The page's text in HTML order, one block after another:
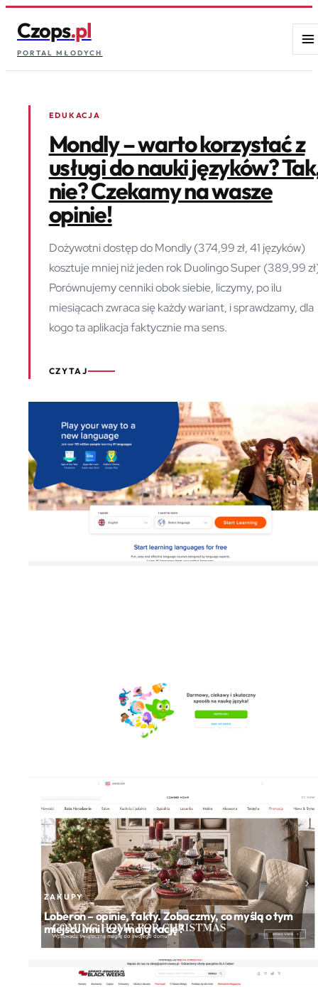
Czops.pl
PORTAL MŁODYCH
EDUKACJA
Mondly – warto korzystać z
usługi do nauki języków?
nie? Czekamy na wasze
opinie!
Dożywotni dostęp do Mondly (374,99 zł, 41 języków)
kosztuje mniej niż jeden rok Duolingo Super (389,99
Porównujemy cenniki obok siebie, liczymy, po ilu
miesiącach zwraca się każdy wariant, i sprawdzamy, dla
kogo ta aplikacja faktycznie ma sens.
CZYTAJ
Dlaczego naszym zdaniem Duolingo nie
ZAKUPY
Loberon – opinie, fakty. Zobaczmy, co myślą o tym
miejscu inni i czy mają rację?